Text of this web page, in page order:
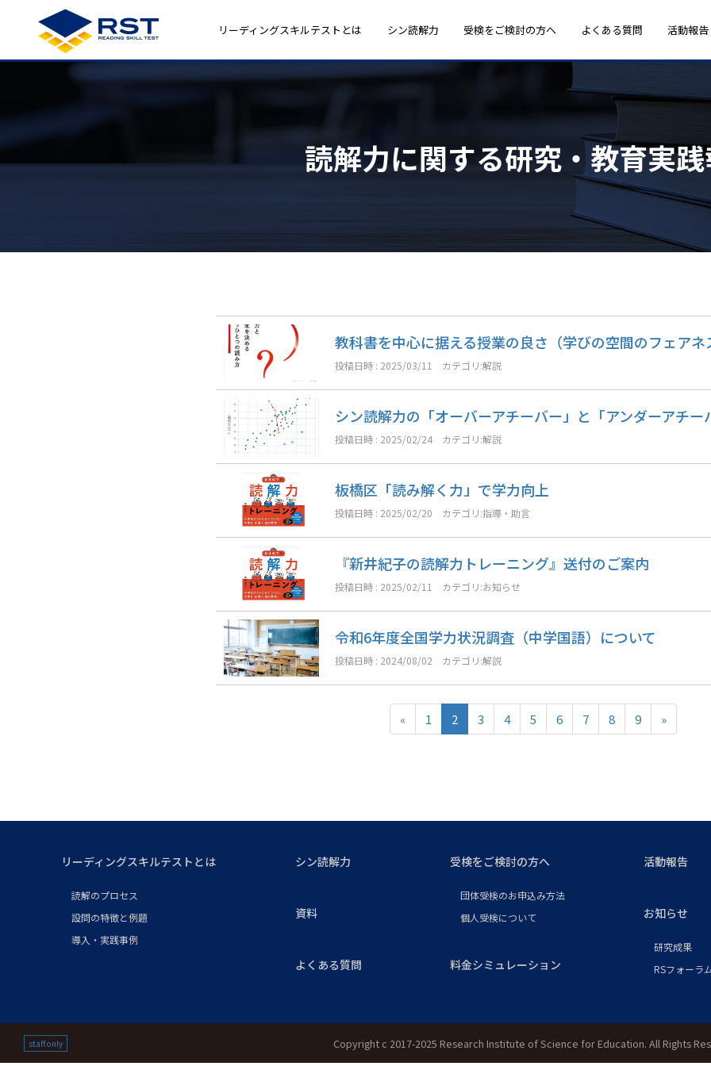
リーディングスキルテストとは シン読解力 受検をご検討の方へ よくある質問 活動報告
読解力に関する研究・教育実
教科書を中心に据える授業の良さ（学びの空間のフェア
投稿日時 : 2025/03/11 カテゴリ:解説
シン読解力の「オーバーアチーバー」と「アンダーアチー
投稿日時 : 2025/02/24 カテゴリ:解説
板橋区「読み解く力」で学力向上
投稿日時 : 2025/02/20 カテゴリ:指導・助言
『新井紀子の読解力トレーニング』送付のご案内
投稿日時 : 2025/02/11 カテゴリ:お知らせ
令和6年度全国学力状況調査（中学国語）について
投稿日時 : 2024/08/02 カテゴリ:解説
« 1 2 3 4 5 6 7 8 9 »
リーディングスキルテストとは
読解のプロセス
設問の特徴と例題
導入・実践事例
シン読解力 受検をご検討の方へ
団体受検のお申込み方法
個人受検について
料金シミュレーション
資料
よくある質問
活動報告
お知らせ
研究成果
RSフォーラ
staff only Copyright c 2017-2025 Research Institute of Science for Education. All Rights